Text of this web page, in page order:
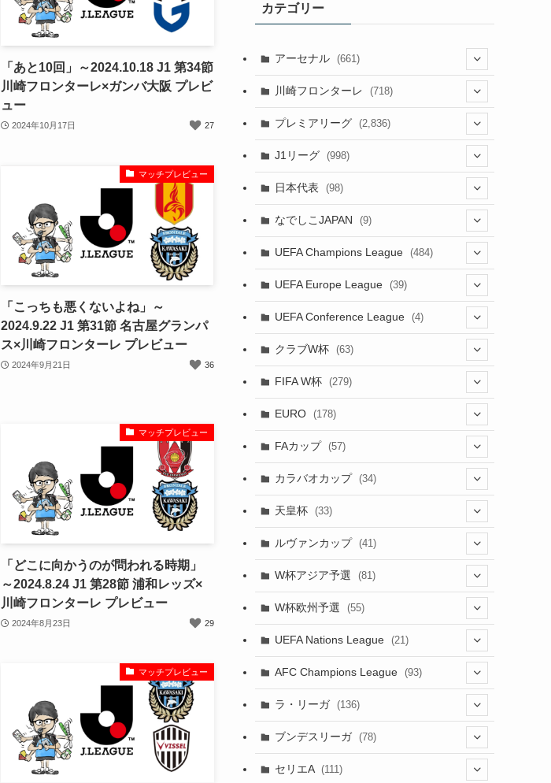
「あと10回」～2024.10.18 J1 第34節
川崎フロンターレ×ガンバ大阪 プレビ
ュー
2024年10月17日 27
マッチプレビュー
「こっちも悪くないよね」～
2024.9.22 J1 第31節 名古屋グランパ
ス×川崎フロンターレ プレビュー
2024年9月21日 36
マッチプレビュー
「どこに向かうのが問われる時期」
～2024.8.24 J1 第28節 浦和レッズ×
川崎フロンターレ プレビュー
2024年8月23日 29
マッチプレビュー
カテゴリー
アーセナル (661)
(123)
(61)(114)
(47)
(44)
(39)
(76)
(38)
(38)
(63)
(34)
(29)
(32)
(28)(47)
川崎フロンターレ (718)
(43)
(53)
(52)
(45)
(89)
(45)
(38)
(93)
(47)
(41)
(71)
(35) (73)
(12)
プレミアリーグ (2,836)
(37)
(38)
(381)
(4)
(20)
(39)
(38)
(381)
(8)
(35)
(38)
(38)
(380)
(520)
(33)
(38)
(38)
(8)
(521)
(39)
(38)
(6)
(20)
(115)
(44)
(8)
(48)
J1リーグ (998)
(20)
(20)
(179)
(42)
(99)
(191)
(39)
(115)
(34)
(35)
(92)
(167)
(35)
(36)
(96)
(71)
(37)
(34)
(64)
(34)
(68)
日本代表 (98)
(7)
(15)
(19)
(31)
(13)
(3)
なでしこJAPAN (9)
(4)
(5)
UEFA Champions League (484)
(53)
(17)
(17)
(2)
UEFA Europe League (39)
(2)
(1)
(1)
UEFA Conference League (4)
(1)
クラブW杯 (63)
(63)
FIFA W杯 (279)
(7)
(115)
(1)
(12)
(32)
(5)
EURO (178)
(87)
(4)
(8)
(91)
(10)
(4)
(50)
(24)
FAカップ (57)
(18)
(10)
(3)
(4)
(2)
カラバオカップ (34)
天皇杯 (33)
(5)
(4)
(11)
(8)
(2)
ルヴァンカップ (41)
(12)
(4)
(2)
W杯アジア予選 (81)
(27)
(6)
(5)
(49)
(32)
(7)
W杯欧州予選 (55)
(45)
(30)
(5)
UEFA Nations League (21)
(4)
AFC Champions League (93)
ラ・リーガ (136)
(23)
ブンデスリーガ (78)
セリエA (111)